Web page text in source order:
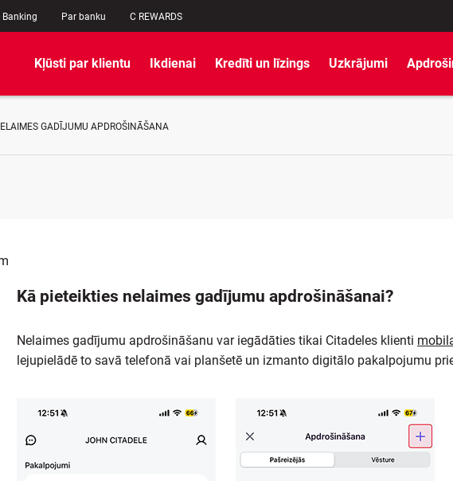
Banking Par banku C REWARDS
Kļūsti par klientu Ikdienai Kredīti un līzings Uzkrājumi
GADĪJUMU APDROŠINĀŠANA
Kā pieteikties nelaimes gadījumu apdrošināšanai?
Nelaimes gadījumu apdrošināšanu var iegādāties tikai Citadeles klienti
lejupielādē to savā telefonā vai planšetē un izmanto digitālo pakalpojumu